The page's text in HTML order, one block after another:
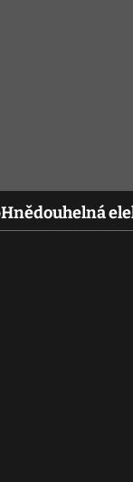
Hnědouhelná